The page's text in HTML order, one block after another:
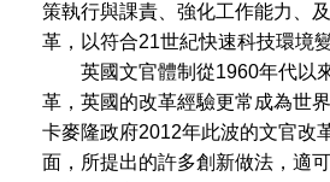
策執行與課責、強化工作能力、
革，以符合21世紀快速科技環境
英國文官體制從1960年代以
革，英國的改革經驗更常成為世
卡麥隆政府2012年此波的文官改
面，所提出的許多創新做法，適